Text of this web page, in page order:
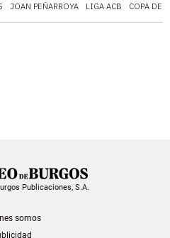
JOAN PEÑARROYA LIGA ACB COPA DEL
Publicaciones, S.A.
somos